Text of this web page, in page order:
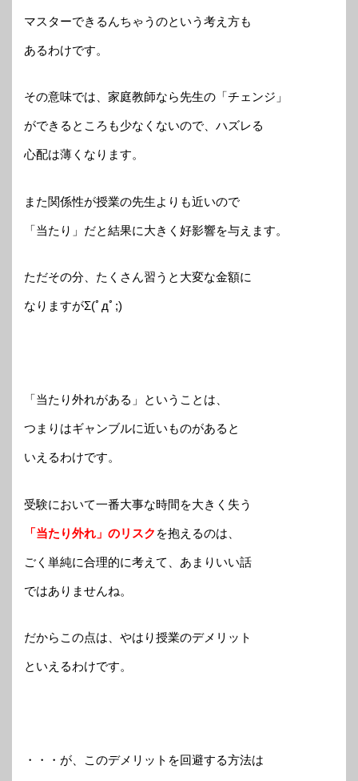
マスターできるんちゃうのという考え方も
あるわけです。
その意味では、家庭教師なら先生の「チェンジ」
ができるところも少なくないので、ハズレる
心配は薄くなります。
また関係性が授業の先生よりも近いので
「当たり」だと結果に大きく好影響を与えます。
ただその分、たくさん習うと大変な金額に
なりますがΣ(ﾟдﾟ;)
「当たり外れがある」ということは、
つまりはギャンブルに近いものがあると
いえるわけです。
受験において一番大事な時間を大きく失う
「当たり外れ」のリスク を抱えるのは、
ごく単純に合理的に考えて、あまりいい話
ではありませんね。
だからこの点は、やはり授業のデメリット
といえるわけです。
・・・が、このデメリットを回避する方法は